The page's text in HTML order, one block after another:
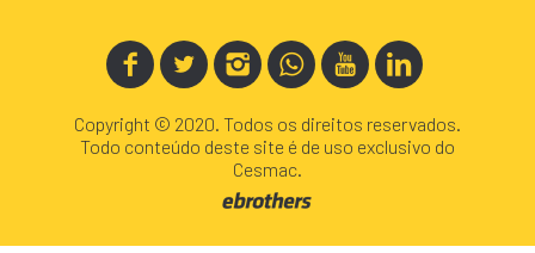
Copyright © 2020. Todos os direitos reservados.
Todo conteúdo deste site é de uso exclusivo do
Cesmac.